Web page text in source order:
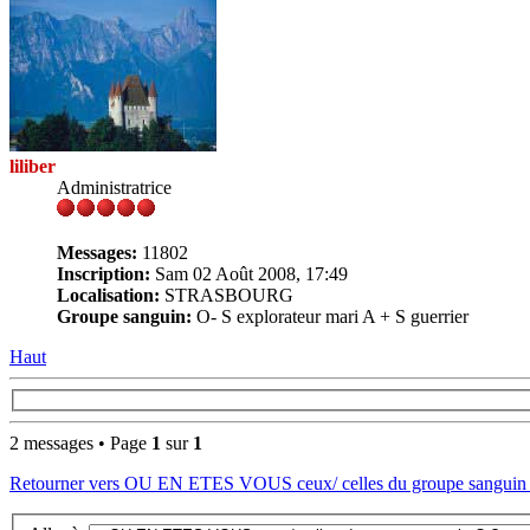
liliber
Administratrice
Messages: 11802
Inscription: Sam 02 Août 2008, 17:49
Localisation: STRASBOURG
Groupe sanguin: O- S explorateur mari A + S guerrier
Haut
2 messages • Page 1 sur 1
Retourner vers OU EN ETES VOUS ceux/ celles du groupe sanguin